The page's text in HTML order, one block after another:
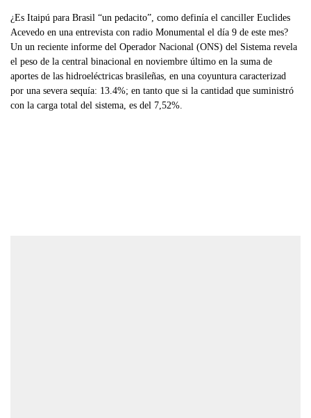
¿Es Itaipú para Brasil “un pedacito”, como definía el canciller Euclides
Acevedo en una entrevista con radio Monumental el día 9 de este mes?
Un un reciente informe del Operador Nacional (ONS) del Sistema revela
el peso de la central binacional en noviembre último en la suma de
aportes de las hidroeléctricas brasileñas, en una coyuntura caracterizad
por una severa sequía: 13.4%; en tanto que si la cantidad que suministró
con la carga total del sistema, es del 7,52%.